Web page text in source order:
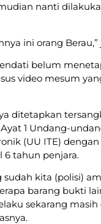
nanti
ini orang Berau,”
belum
video mesum
ditetapkan
1 Undang-
(UU ITE)
tahun penjara.
sudah kita (polisi)
barang bukti
sekarang masih